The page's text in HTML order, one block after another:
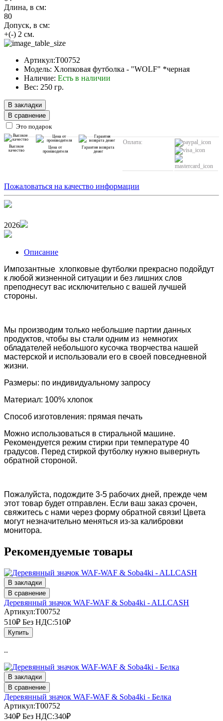
Длина, в см:
80
Допуск, в см:
+(-) 2 см.
Артикул:T00752
Модель: Хлопковая футболка - "WOLF" *черная
Наличие: Есть в наличии
Вес: 250 гр.
В закладки
В сравнение
Это подарок
Высокое
качество
Цена от
производителя
Гарантия возврата
денег
Оплата:
Пожаловаться на качество информации
2026
Описание
Импозантные хлопковые футболки прекрасно подойдут
к любой жизненной ситуации и без лишних слов
преподнесут вас исключительно с вашей лучшей
стороны.
Мы производим только небольшие партии данных
продуктов, чтобы вы стали одним из немногих
обладателей небольшого кусочка творчества нашей
мастерской и использовали его в своей повседневной
жизни.
Размеры: по индивидуальному запросу
Материал: 100% хлопок
Способ изготовления: прямая печать
Можно использоваться в стиральной машине.
Рекомендуется режим стирки при температуре 40
градусов. Перед стиркой футболку нужно вывернуть
обратной стороной.
Пожалуйста, подождите 3-5 рабочих дней, прежде чем
этот товар будет отправлен. Если ваш заказ срочен,
свяжитесь с нами через форму обратной связи! Цвета
могут незначительно меняться из-за калибровки
монитора.
Рекомендуемые товары
В закладки
В сравнение
Деревянный значок WAF-WAF & Soba4ki - ALLCASH
Артикул:T00752
510₽ Без НДС:510₽
Купить
..
В закладки
В сравнение
Деревянный значок WAF-WAF & Soba4ki - Белка
Артикул:T00752
340₽ Без НДС:340₽